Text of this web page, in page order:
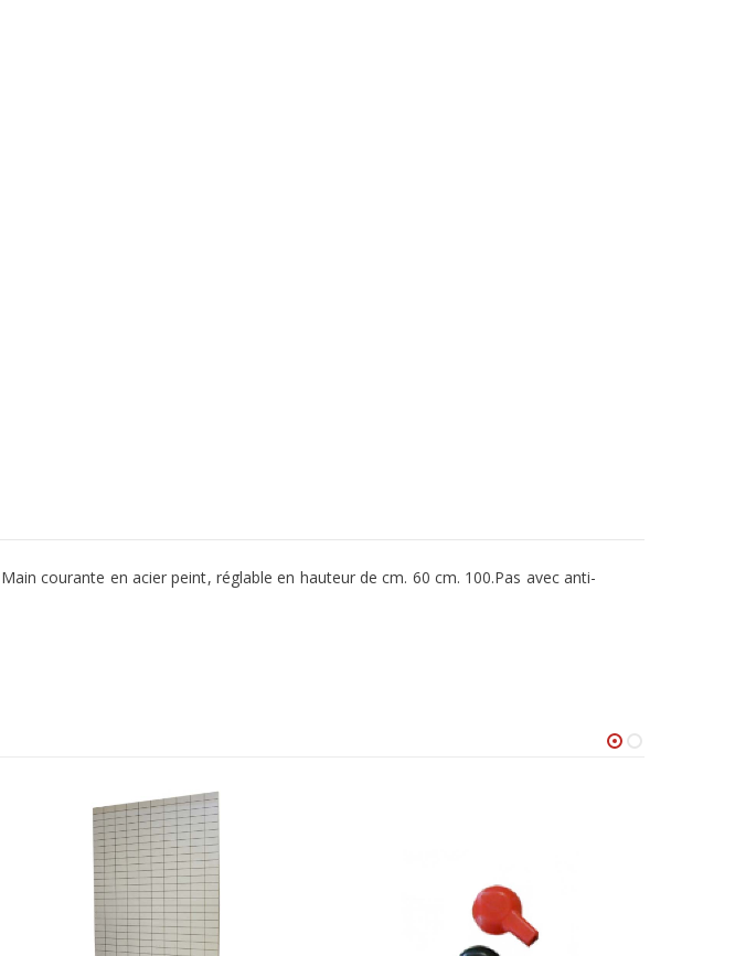
courante en acier peint, réglable en hauteur de cm. 60 cm. 100.Pas avec anti-